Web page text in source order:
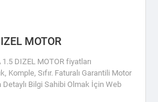
MOTOR
DIZEL MOTOR fiyatları
Komple, Sıfır. Faturalı Garantili Motor
Detaylı Bilgi Sahibi Olmak İçin Web